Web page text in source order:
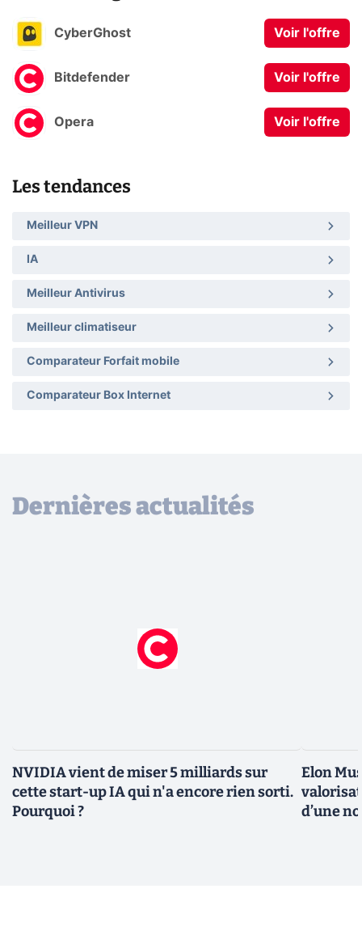
CyberGhost Voir l'offre
Bitdefender Voir l'offre
Opera Voir l'offre
Les tendances
Meilleur VPN
IA
Meilleur Antivirus
Meilleur climatiseur
Comparateur Forfait mobile
Comparateur Box Internet
Dernières actualités
NVIDIA vient de miser 5 milliards sur
cette start-up IA qui n'a encore rien sorti.
Pourquoi ?
Elon
d’une